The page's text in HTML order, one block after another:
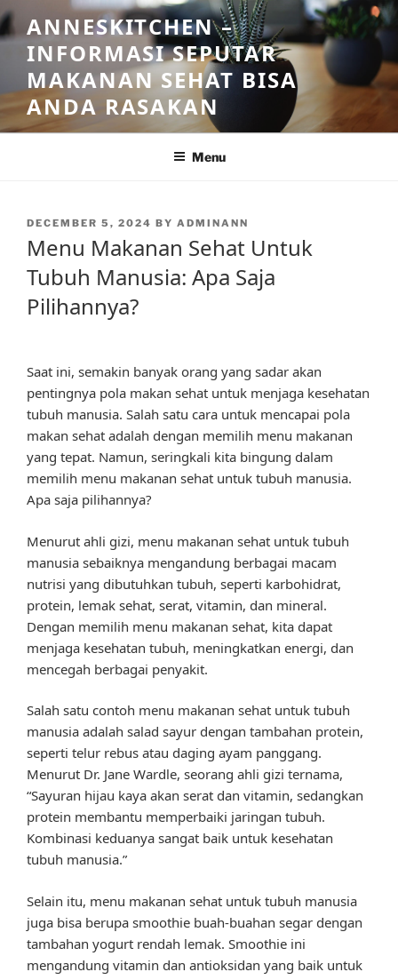
Skip
to
content
ANNESKITCHEN –
INFORMASI SEPUTAR
MAKANAN SEHAT BISA
ANDA RASAKAN
Menu
POSTED
DECEMBER 5, 2024 BY ADMINANN
Menu Makanan Sehat Untuk
Tubuh Manusia: Apa Saja
Pilihannya?
Saat ini, semakin banyak orang yang sadar akan
pentingnya pola makan sehat untuk menjaga kesehatan
tubuh manusia. Salah satu cara untuk mencapai pola
makan sehat adalah dengan memilih menu makanan
yang tepat. Namun, seringkali kita bingung dalam
memilih menu makanan sehat untuk tubuh manusia.
Apa saja pilihannya?
Menurut ahli gizi, menu makanan sehat untuk tubuh
manusia sebaiknya mengandung berbagai macam
nutrisi yang dibutuhkan tubuh, seperti karbohidrat,
protein, lemak sehat, serat, vitamin, dan mineral.
Dengan memilih menu makanan sehat, kita dapat
menjaga kesehatan tubuh, meningkatkan energi, dan
mencegah berbagai penyakit.
Salah satu contoh menu makanan sehat untuk tubuh
manusia adalah salad sayur dengan tambahan protein,
seperti telur rebus atau daging ayam panggang.
Menurut Dr. Jane Wardle, seorang ahli gizi ternama,
“Sayuran hijau kaya akan serat dan vitamin, sedangkan
protein membantu memperbaiki jaringan tubuh.
Kombinasi keduanya sangat baik untuk kesehatan
tubuh manusia.”
Selain itu, menu makanan sehat untuk tubuh manusia
juga bisa berupa smoothie buah-buahan segar dengan
tambahan yogurt rendah lemak. Smoothie ini
mengandung vitamin dan antioksidan yang baik untuk